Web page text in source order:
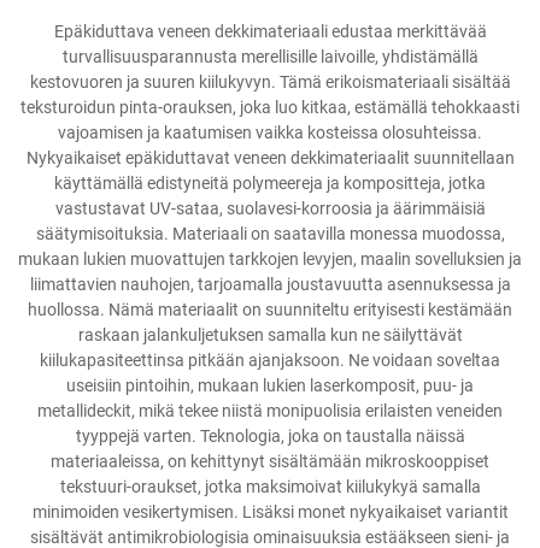
Epäkiduttava veneen dekkimateriaali edustaa merkittävää
turvallisuusparannusta merellisille laivoille, yhdistämällä
kestovuoren ja suuren kiilukyvyn. Tämä erikoismateriaali sisältää
teksturoidun pinta-orauksen, joka luo kitkaa, estämällä tehokkaasti
vajoamisen ja kaatumisen vaikka kosteissa olosuhteissa.
Nykyaikaiset epäkiduttavat veneen dekkimateriaalit suunnitellaan
käyttämällä edistyneitä polymeereja ja kompositteja, jotka
vastustavat UV-sataa, suolavesi-korroosia ja äärimmäisiä
säätymisoituksia. Materiaali on saatavilla monessa muodossa,
mukaan lukien muovattujen tarkkojen levyjen, maalin sovelluksien ja
liimattavien nauhojen, tarjoamalla joustavuutta asennuksessa ja
huollossa. Nämä materiaalit on suunniteltu erityisesti kestämään
raskaan jalankuljetuksen samalla kun ne säilyttävät
kiilukapasiteettinsa pitkään ajanjaksoon. Ne voidaan soveltaa
useisiin pintoihin, mukaan lukien laserkomposit, puu- ja
metallideckit, mikä tekee niistä monipuolisia erilaisten veneiden
tyyppejä varten. Teknologia, joka on taustalla näissä
materiaaleissa, on kehittynyt sisältämään mikroskooppiset
tekstuuri-oraukset, jotka maksimoivat kiilukykyä samalla
minimoiden vesikertymisen. Lisäksi monet nykyaikaiset variantit
sisältävät antimikrobiologisia ominaisuuksia estääkseen sieni- ja